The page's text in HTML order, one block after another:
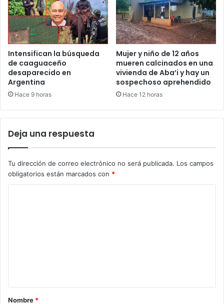
Intensifican la búsqueda
de caaguaceño
desaparecido en
Argentina
Hace 9 horas
Mujer y niño de 12 años
mueren calcinados en una
vivienda de Aba’i y hay un
sospechoso aprehendido
Hace 12 horas
Deja una respuesta
Tu dirección de correo electrónico no será publicada. Los campos
obligatorios están marcados con *
rNombre *